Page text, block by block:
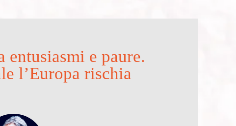
e paure.
l’Europa rischia